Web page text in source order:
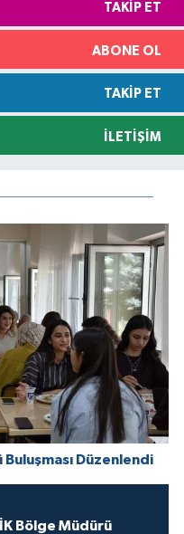
TAKIP ET
ABONE OL
TAKIP ET
İLETIŞIM
Buluşması Düzenlendi
Bölge Müdürü